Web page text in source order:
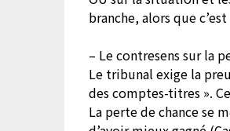
branche, alors que
– Le contresens sur la
Le tribunal exige la
des comptes-titres ».
La perte de chance se